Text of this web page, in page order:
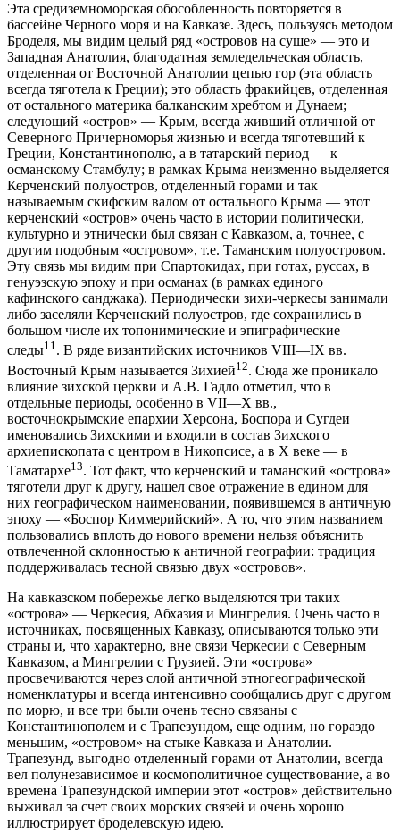
Эта средиземноморская обособленность повторяется в
бассейне Черного моря и на Кавказе. Здесь, пользуясь методом
Броделя, мы видим целый ряд «островов на суше» — это и
Западная Анатолия, благодатная земледельческая область,
отделенная от Восточной Анатолии цепью гор (эта область
всегда тяготела к Греции); это область фракийцев, отделенная
от остального материка балканским хребтом и Дунаем;
следующий «остров» — Крым, всегда живший отличной от
Северного Причерноморья жизнью и всегда тяготевший к
Греции, Константинополю, а в татарский период — к
османскому Стамбулу; в рамках Крыма неизменно выделяется
Керченский полуостров, отделенный горами и так
называемым скифским валом от остального Крыма — этот
керченский «остров» очень часто в истории политически,
культурно и этнически был связан с Кавказом, а, точнее, с
другим подобным «островом», т.е. Таманским полуостровом.
Эту связь мы видим при Спартокидах, при готах, руссах, в
генуэзскую эпоху и при османах (в рамках единого
кафинского санджака). Периодически зихи-черкесы занимали
либо заселяли Керченский полуостров, где сохранились в
большом числе их топонимические и эпиграфические
следы11. В ряде византийских источников VIII—IX вв.
Восточный Крым называется Зихией12. Сюда же проникало
влияние зихской церкви и А.В. Гадло отметил, что в
отдельные периоды, особенно в VII—X вв.,
восточнокрымские епархии Херсона, Боспора и Сугдеи
именовались Зихскими и входили в состав Зихского
архиепископата с центром в Никопсисе, а в X веке — в
Таматархе13. Тот факт, что керченский и таманский «острова»
тяготели друг к другу, нашел свое отражение в едином для
них географическом наименовании, появившемся в античную
эпоху — «Боспор Киммерийский». А то, что этим названием
пользовались вплоть до нового времени нельзя объяснить
отвлеченной склонностью к античной географии: традиция
поддерживалась тесной связью двух «островов».
На кавказском побережье легко выделяются три таких
«острова» — Черкесия, Абхазия и Мингрелия. Очень часто в
источниках, посвященных Кавказу, описываются только эти
страны и, что характерно, вне связи Черкесии с Северным
Кавказом, а Мингрелии с Грузией. Эти «острова»
просвечиваются через слой античной этногеографической
номенклатуры и всегда интенсивно сообщались друг с другом
по морю, и все три были очень тесно связаны с
Константинополем и с Трапезундом, еще одним, но гораздо
меньшим, «островом» на стыке Кавказа и Анатолии.
Трапезунд, выгодно отделенный горами от Анатолии, всегда
вел полунезависимое и космополитичное существование, а во
времена Трапезундской империи этот «остров» действительно
выживал за счет своих морских связей и очень хорошо
иллюстрирует броделевскую идею.